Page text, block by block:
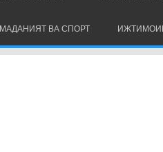
МАДАНИЯТ ВА СПОРТ